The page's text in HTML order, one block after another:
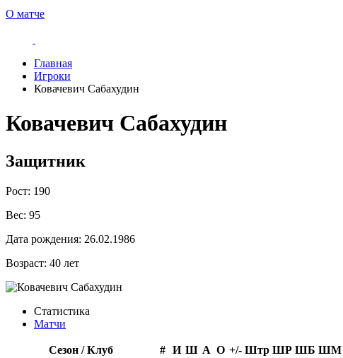
О матче
Главная
Игроки
Ковачевич Сабахудин
Ковачевич Сабахудин
Защитник
Рост: 190
Вес: 95
Дата рождения: 26.02.1986
Возраст: 40 лет
Статистика
Матчи
Сезон / Клуб # И Ш А О +/- Штр ШР ШБ ШМ